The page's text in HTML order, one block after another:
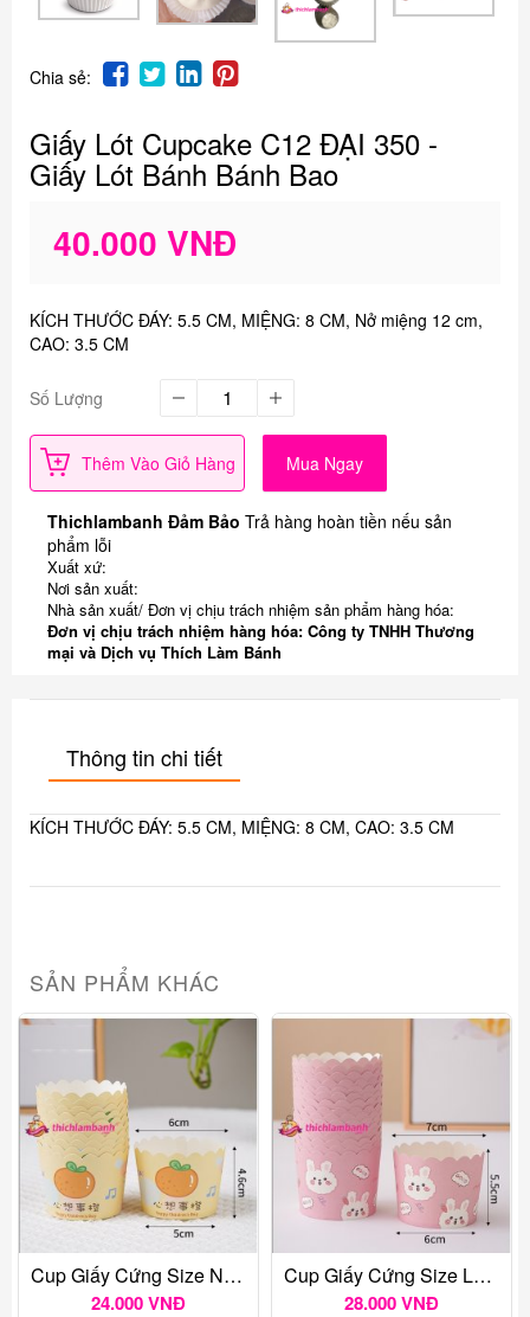
Chia sẻ:
Giấy Lót Cupcake C12 ĐẠI 350 -
Giấy Lót Bánh Bánh Bao
40.000 VNĐ
KÍCH THƯỚC ĐÁY: 5.5 CM, MIỆNG: 8 CM, Nở miệng 12 cm,
CAO: 3.5 CM
Số Lượng
Thêm Vào Giỏ Hàng Mua Ngay
Thichlambanh Đảm Bảo Trả hàng hoàn tiền nếu sản
phẩm lỗi
Xuất xứ:
Nơi sản xuất:
Nhà sản xuất/ Đơn vị chịu trách nhiệm sản phẩm hàng hóa:
Đơn vị chịu trách nhiệm hàng hóa: Công ty TNHH Thương
mại và Dịch vụ Thích Làm Bánh
Thông tin chi tiết
KÍCH THƯỚC ĐÁY: 5.5 CM, MIỆNG: 8 CM, CAO: 3.5 CM
SẢN PHẨM KHÁC
Cup Giấy Cứng Size Nhỏ 50 Cái
24.000 VNĐ
Cup Giấy Cứng Size Lớn 50 Cái
28.000 VNĐ